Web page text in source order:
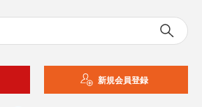
新規会員登録